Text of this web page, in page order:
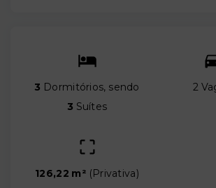
3 Dormitórios, sendo
3 Suítes
2
126,22 m² (Privativa)